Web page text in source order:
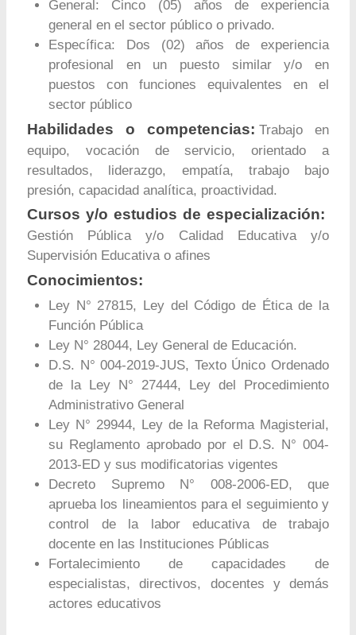
General: Cinco (05) años de experiencia
general en el sector público o privado.
Específica: Dos (02) años de experiencia
profesional en un puesto similar y/o en
puestos con funciones equivalentes en el
sector público
Habilidades o competencias: Trabajo en
equipo, vocación de servicio, orientado a
resultados, liderazgo, empatía, trabajo bajo
presión, capacidad analítica, proactividad.
Cursos y/o estudios de especialización:
Gestión Pública y/o Calidad Educativa y/o
Supervisión Educativa o afines
Conocimientos:
Ley N° 27815, Ley del Código de Ética de la
Función Pública
Ley N° 28044, Ley General de Educación.
D.S. N° 004-2019-JUS, Texto Único Ordenado
de la Ley N° 27444, Ley del Procedimiento
Administrativo General
Ley N° 29944, Ley de la Reforma Magisterial,
su Reglamento aprobado por el D.S. N° 004-
2013-ED y sus modificatorias vigentes
Decreto Supremo N° 008-2006-ED, que
aprueba los lineamientos para el seguimiento y
control de la labor educativa de trabajo
docente en las Instituciones Públicas
Fortalecimiento de capacidades de
especialistas, directivos, docentes y demás
actores educativos